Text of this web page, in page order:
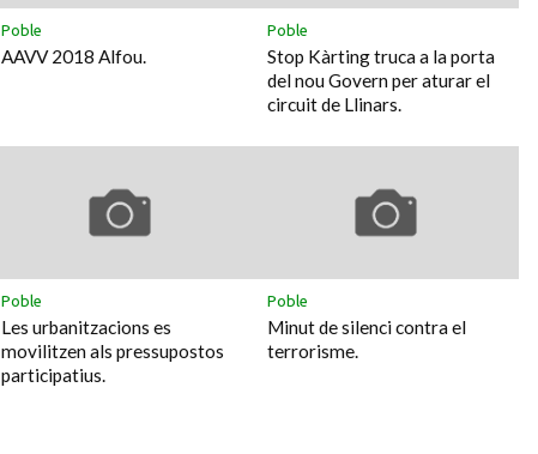
Poble
AAVV 2018 Alfou.
Poble
Stop Kàrting truca a la porta
del nou Govern per aturar el
circuit de Llinars.
Poble
Les urbanitzacions es
movilitzen als pressupostos
participatius.
Poble
Minut de silenci contra el
terrorisme.